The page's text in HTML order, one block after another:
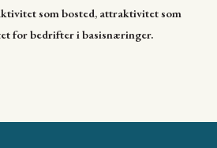
som bosted, attraktivitet som
for bedrifter i basisnæringer.